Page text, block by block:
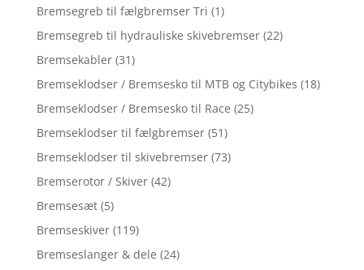
Bremsegreb til fælgbremser Tri (1)
Bremsegreb til hydrauliske skivebremser (22)
Bremsekabler (31)
Bremseklodser / Bremsesko til MTB og Citybikes (18)
Bremseklodser / Bremsesko til Race (25)
Bremseklodser til fælgbremser (51)
Bremseklodser til skivebremser (73)
Bremserotor / Skiver (42)
Bremsesæt (5)
Bremseskiver (119)
Bremseslanger & dele (24)